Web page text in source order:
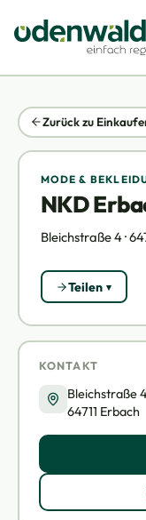
Zurück zu
MODE &
NKD
Bleichstraße 4 ·
Teilen
KONTAKT
Bleichstraße
64711 Erbach